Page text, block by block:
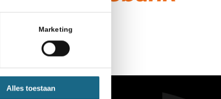
Marketing
Alles toestaan